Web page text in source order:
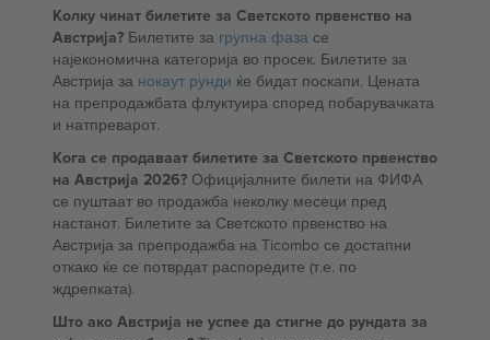
Колку чинат билетите за Светското првенство на
Австрија? Билетите за групна фаза се
најекономична категорија во просек. Билетите за
Австрија за нокаут рунди ќе бидат поскапи. Цената
на препродажбата флуктуира според побарувачката
и натпреварот.
Кога се продаваат билетите за Светското првенство
на Австрија 2026? Официјалните билети на ФИФА
се пуштаат во продажба неколку месеци пред
настанот. Билетите за Светското првенство на
Австрија за препродажба на Ticombo се достапни
откако ќе се потврдат распоредите (т.е. по
ждрепката).
Што ако Австрија не успее да стигне до рундата за